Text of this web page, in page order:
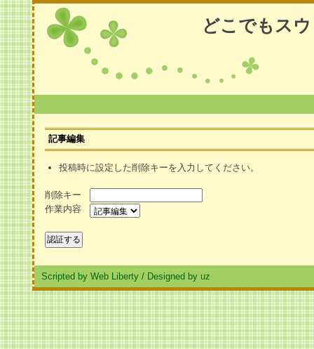
どこでもス
記事編集
投稿時に設定した削除キーを入力してください。
削除キー
作業内容
Scripted by Web Liberty / Designed by uz